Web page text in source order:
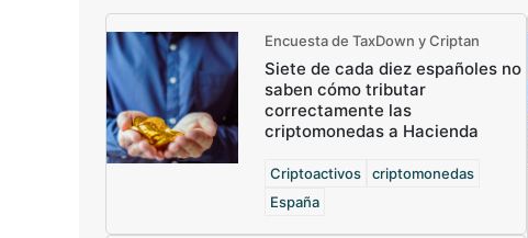
Encuesta de TaxDown y Criptan
Siete de cada diez españoles no
saben cómo tributar
correctamente las
criptomonedas a Hacienda
Criptoactivos
criptomonedas
España